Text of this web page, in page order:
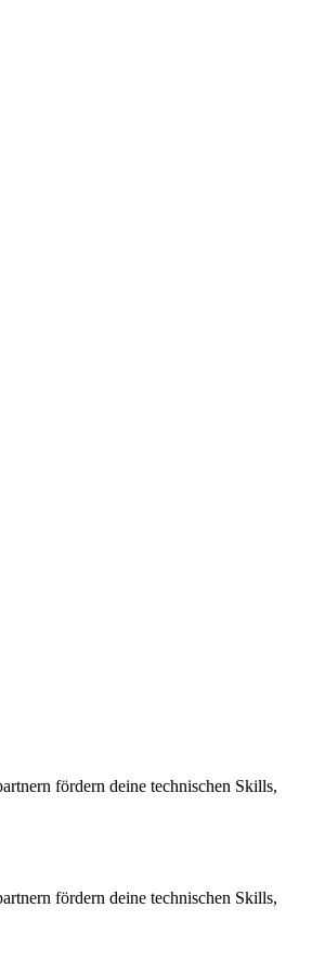
fördern deine technischen Skills,
fördern deine technischen Skills,